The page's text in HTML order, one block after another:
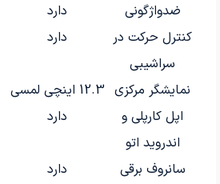
ضدواژگونی دارد
کنترل حرکت در
سراشیبی
دارد
نمایشگر مرکزی 12.3 اینچی لمسی
اپل کارپلی و
اندروید اتو
دارد
سانروف برقی دارد